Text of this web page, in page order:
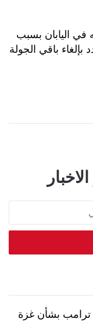
في اليابان بسبب
بإلغاء باقي الجولة
بشأن غزة